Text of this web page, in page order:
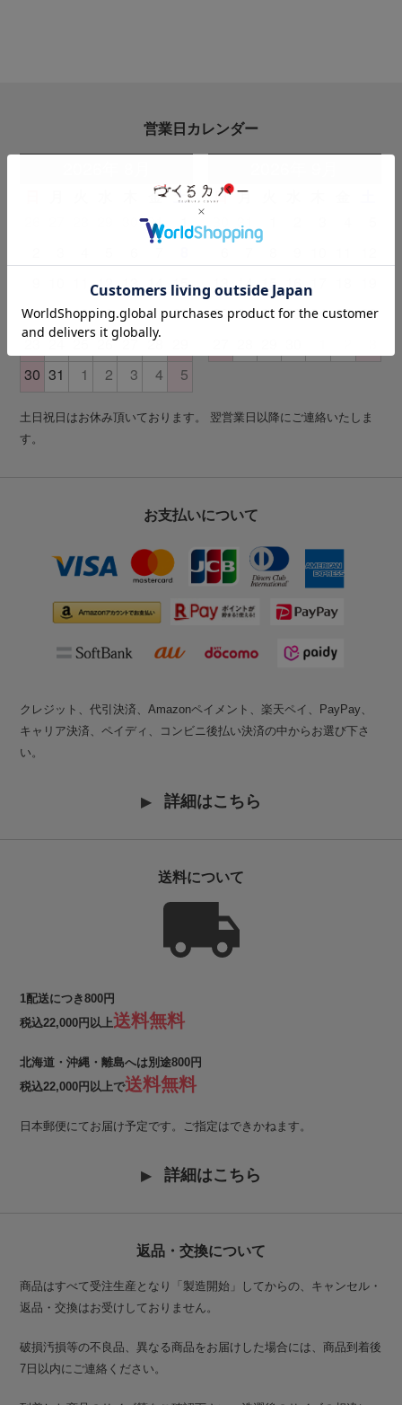
営業日カレンダー
土日祝日はお休み頂いております。 翌営業日以降にご連絡いたしま
す。
お支払いについて
クレジット、代引決済、Amazonペイメント、楽天ペイ、PayPay、
キャリア決済、ペイディ、コンビニ後払い決済の中からお選び下さ
い。
詳細はこちら
送料について
1配送につき800円
税込22,000円以上送料無料
北海道・沖縄・離島へは別途800円
税込22,000円以上で送料無料
日本郵便にてお届け予定です。ご指定はできかねます。
詳細はこちら
返品・交換について
商品はすべて受注生産となり「製造開始」してからの、キャンセル・
返品・交換はお受けしておりません。
破損汚損等の不良品、異なる商品をお届けした場合には、商品到着後
7日以内にご連絡ください。